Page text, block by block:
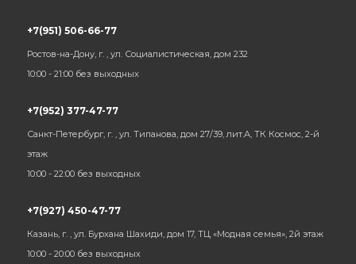
+7(951) 506-66-77
Ростов-на-Дону, г. , ул. Социалистическая, дом 232
10:00 - 21:00 без выходных
+7(952) 377-47-77
Санкт-Петербург, г. , ул. Типанова, дом 27/39, лит.А, ТК Космос, 2-й
этаж
10:00 - 22:00 без выходных
+7(927) 450-47-77
Казань, г. , ул. Бурхана Шахиди, дом 17, ТЦ «Модная семья», 2й этаж
10:00 - 20:00 без выходных